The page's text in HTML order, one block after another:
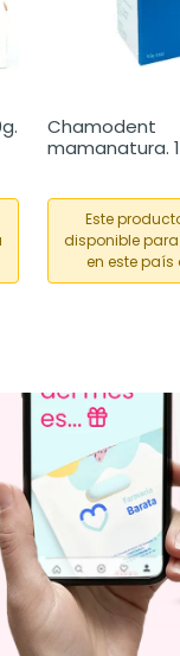
Chamodent
mamanatura.
Este
disponible
en este país